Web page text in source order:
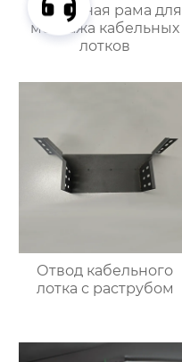
Подвесная рама для
монтажа кабельных
лотков
Отвод кабельного
лотка с раструбом